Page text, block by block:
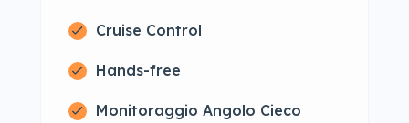
Cruise Control
Hands-free
Monitoraggio Angolo Cieco